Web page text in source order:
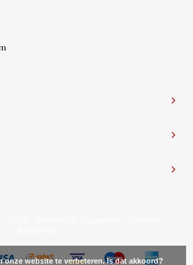
onze website te verbeteren. Is dat akkoord?